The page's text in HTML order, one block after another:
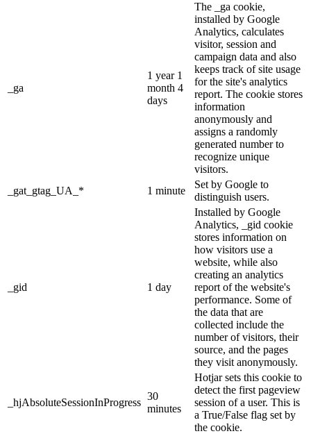
_ga
1 year 1
month 4
days
The _ga cookie,
installed by Google
Analytics, calculates
visitor, session and
campaign data and also
keeps track of site usage
for the site's analytics
report. The cookie stores
information
anonymously and
assigns a randomly
generated number to
recognize unique
visitors.
_gat_gtag_UA_*
1 minute
Set by Google to
distinguish users.
_gid 1 day
Installed by Google
Analytics, _gid cookie
stores information on
how visitors use a
website, while also
creating an analytics
report of the website's
performance. Some of
the data that are
collected include the
number of visitors, their
source, and the pages
they visit anonymously.
_hjAbsoluteSessionInProgress
30
minutes
Hotjar sets this cookie to
detect the first pageview
session of a user. This is
a True/False flag set by
the cookie.